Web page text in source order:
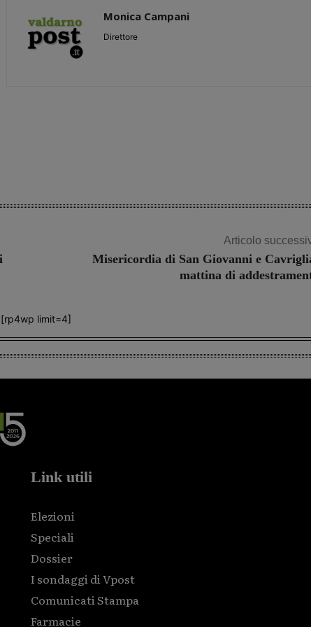
Monica Campani
Direttore
Articolo
Misericordia di San Giovanni e
mattina di
[rp4wp limit=4]
Link utili
Elezioni
Speciali
Dossier
I sondaggi di Vpost
Comunicati Stampa
Farmacie